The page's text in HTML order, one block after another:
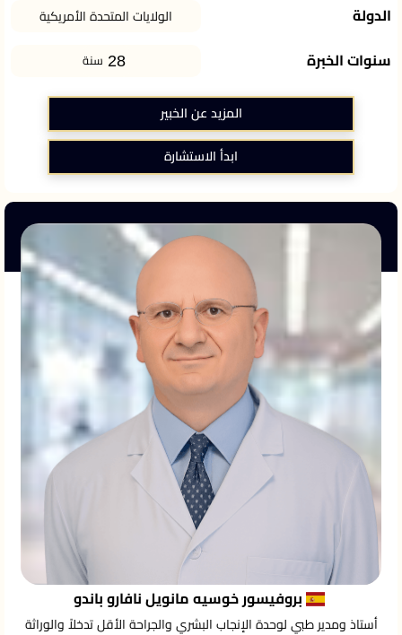
الدولة الولايات المتحدة الأمريكية
سنوات الخبرة 28 سنة
المزيد عن الخبير
ابدأ الاستشارة
بروفيسور خوسيه مانويل نافارو باندو
أستاذ ومدير طبي لوحدة الإنجاب البشري والجراحة الأقل تدخلاً والوراثة